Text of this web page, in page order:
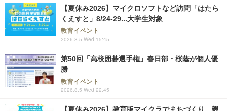
【夏休み2026】マイクロソフトなど訪問「はたら
くえすと」8/24-29...大学生対象
教育イベント
2026.8.5 Wed 15:45
第50回「高校囲碁選手権」春日部・桜蔭が個人優
勝
教育イベント
2026.8.5 Wed 22:45